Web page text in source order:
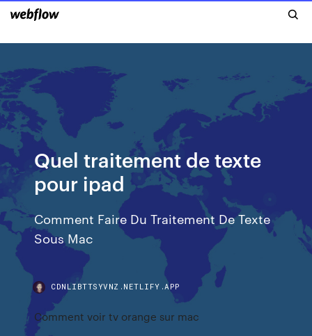
Quel traitement de texte
pour ipad
Comment Faire Du Traitement De Texte
Sous Mac
CDNLIBTTSYVNZ.NETLIFY.APP
Comment voir tv orange sur mac